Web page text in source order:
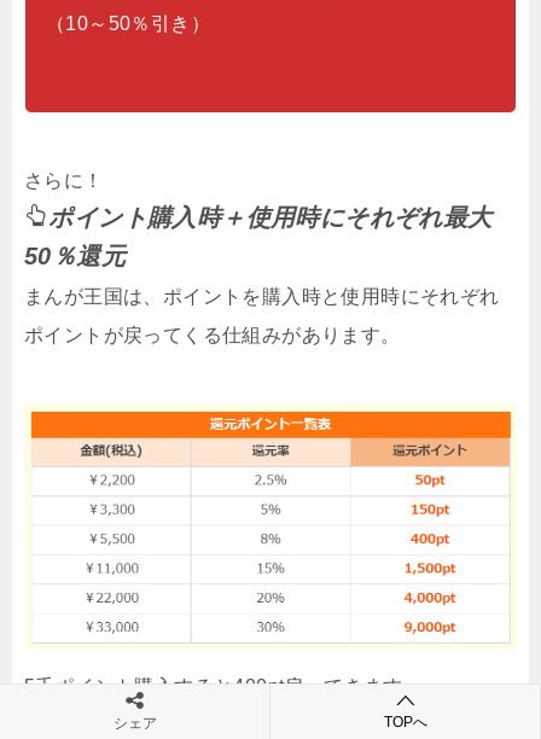
（10～50％引き）
さらに！
ポイント購入時＋使用時にそれぞれ最大
50％還元
まんが王国は、ポイントを購入時と使用時にそれぞれ
ポイントが戻ってくる仕組みがあります。
5千ポイント購入すると400pt戻ってきます。
シェア TOPへ